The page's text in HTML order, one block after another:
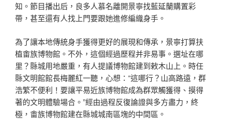
知。節目播出后，良多人慕名離開景寧找藍延蘭購置彩
帶，甚至還有人找上門要跟她進修編織身手。
為了讓本地傳統身手獲得更好的展現和傳承，景寧打算扶
植畬族博物館。不外，這個經過歷程并非易事。選址在哪
里？縣城用地嚴重，有人提議博物館建到敕木山上。時任
縣文明館館長梅麗紅一聽，心想：“這哪行？山高路遠，群
浩繁不便利！要讓平易近族博物館成為群眾觸獲得、摸得
著的文明體驗場合。”經由過程反復論證與多方盡力，終
極，畬族博物館建在縣城城南區塊的中間區。